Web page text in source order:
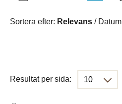
Sortera efter: Relevans / Datum
Resultat per sida: